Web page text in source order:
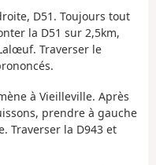
D51. Toujours tout
la D51 sur 2,5km,
Traverser le
à Vieilleville. Après
prendre à gauche
Traverser la D943 et